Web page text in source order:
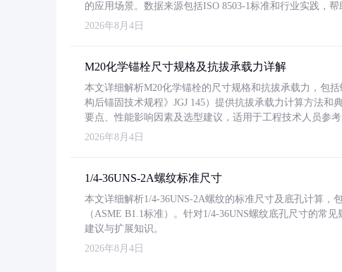
的应用场景。数据来源包括ISO 8503-1标准和行业实践，
2026年8月4日
M20化学锚栓尺寸规格及抗拔承载力详解
本文详细解析M20化学锚栓的尺寸规格和抗拔承载力，包
构后锚固技术规程》JGJ 145）提供抗拔承载力计算方法
要点、性能影响因素及选型建议，适用于工程技术人员参考
2026年8月4日
1/4-36UNS-2A螺纹标准尺寸
本文详细解析1/4-36UNS-2A螺纹的标准尺寸及底孔计算
（ASME B1.1标准）。针对1/4-36UNS螺纹底孔尺寸的常
建议与扩展知识。
2026年8月4日